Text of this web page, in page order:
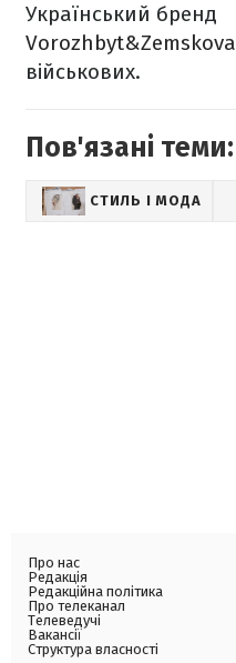
Український бренд
Vorozhbyt&Zemskova
військових.
Пов'язані теми:
СТИЛЬ І МОДА
Про нас
Редакція
Редакційна політика
Про телеканал
Телеведучі
Вакансії
Структура власності